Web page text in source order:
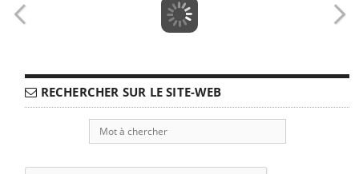
RECHERCHER SUR LE SITE-WEB